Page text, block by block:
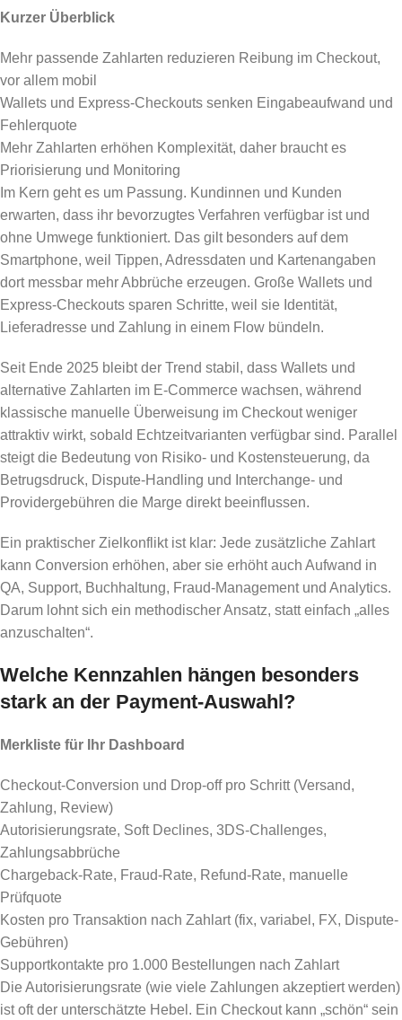
Kurzer Überblick
Mehr passende Zahlarten reduzieren Reibung im Checkout,
vor allem mobil
Wallets und Express-Checkouts senken Eingabeaufwand und
Fehlerquote
Mehr Zahlarten erhöhen Komplexität, daher braucht es
Priorisierung und Monitoring
Im Kern geht es um Passung. Kundinnen und Kunden
erwarten, dass ihr bevorzugtes Verfahren verfügbar ist und
ohne Umwege funktioniert. Das gilt besonders auf dem
Smartphone, weil Tippen, Adressdaten und Kartenangaben
dort messbar mehr Abbrüche erzeugen. Große Wallets und
Express-Checkouts sparen Schritte, weil sie Identität,
Lieferadresse und Zahlung in einem Flow bündeln.
Seit Ende 2025 bleibt der Trend stabil, dass Wallets und
alternative Zahlarten im E-Commerce wachsen, während
klassische manuelle Überweisung im Checkout weniger
attraktiv wirkt, sobald Echtzeitvarianten verfügbar sind. Parallel
steigt die Bedeutung von Risiko- und Kostensteuerung, da
Betrugsdruck, Dispute-Handling und Interchange- und
Providergebühren die Marge direkt beeinflussen.
Ein praktischer Zielkonflikt ist klar: Jede zusätzliche Zahlart
kann Conversion erhöhen, aber sie erhöht auch Aufwand in
QA, Support, Buchhaltung, Fraud-Management und Analytics.
Darum lohnt sich ein methodischer Ansatz, statt einfach „alles
anzuschalten“.
Welche Kennzahlen hängen besonders
stark an der Payment-Auswahl?
Merkliste für Ihr Dashboard
Checkout-Conversion und Drop-off pro Schritt (Versand,
Zahlung, Review)
Autorisierungsrate, Soft Declines, 3DS-Challenges,
Zahlungsabbrüche
Chargeback-Rate, Fraud-Rate, Refund-Rate, manuelle
Prüfquote
Kosten pro Transaktion nach Zahlart (fix, variabel, FX, Dispute-
Gebühren)
Supportkontakte pro 1.000 Bestellungen nach Zahlart
Die Autorisierungsrate (wie viele Zahlungen akzeptiert werden)
ist oft der unterschätzte Hebel. Ein Checkout kann „schön“ sein